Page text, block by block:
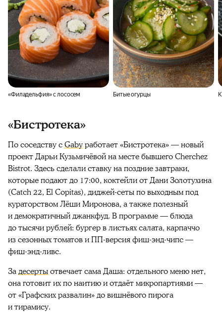
«Филадельфия» с лососем Битые огурцы
«Бистротека»
По соседству сGabyработает «Бистротека» — новый
проект Дарьи Кузьмичёвой на месте бывшего Cherchez
Bistrot. Здесь сделали ставку на поздние завтраки,
которые подают до 17:00, коктейли от Дани Золотухина
(Catch 22, El Copitas), диджей-сеты по выходным под
кураторством Лёши Миронова, а также полезный
и демократичный джанкфуд. В программе — блюда
до тысячи рублей: бургер в листьях салата, карпаччо
из сезонных томатов и ПП-версия фиш-энд-чипс —
фиш-энд-ливс.
Задесертыотвечает сама Даша: отдельного меню нет,
она готовит их по наитию и отдаёт микропартиями —
от «Графских развалин» до вишнёвого пирога
и тирамису.